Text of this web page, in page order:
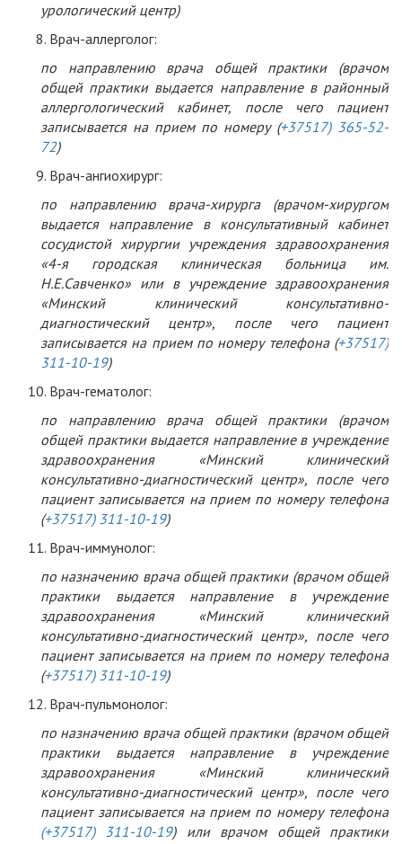
урологический центр)
Врач-аллерголог:
по направлению врача общей практики (врачом
общей практики выдается направление в районный
аллергологический кабинет, после чего пациент
записывается на прием по номеру (+37517) 365-52-
72)
Врач-ангиохирург:
по направлению врача-хирурга (врачом-хирургом
выдается направление в консультативный кабинет
сосудистой хирургии учреждения здравоохранения
«4-я городская клиническая больница им.
Н.Е.Савченко» или в учреждение здравоохранения
«Минский клинический консультативно-
диагностический центр», после чего пациент
записывается на прием по номеру телефона (+37517)
311-10-19)
Врач-гематолог:
по направлению врача общей практики (врачом
общей практики выдается направление в учреждение
здравоохранения «Минский клинический
консультативно-диагностический центр», после чего
пациент записывается на прием по номеру телефона
(+37517) 311-10-19)
Врач-иммунолог:
по назначению врача общей практики (врачом общей
практики выдается направление в учреждение
здравоохранения «Минский клинический
консультативно-диагностический центр», после чего
пациент записывается на прием по номеру телефона
(+37517) 311-10-19)
Врач-пульмонолог:
по назначению врача общей практики (врачом общей
практики выдается направление в учреждение
здравоохранения «Минский клинический
консультативно-диагностический центр», после чего
пациент записывается на прием по номеру телефона
(+37517) 311-10-19) или врачом общей практики